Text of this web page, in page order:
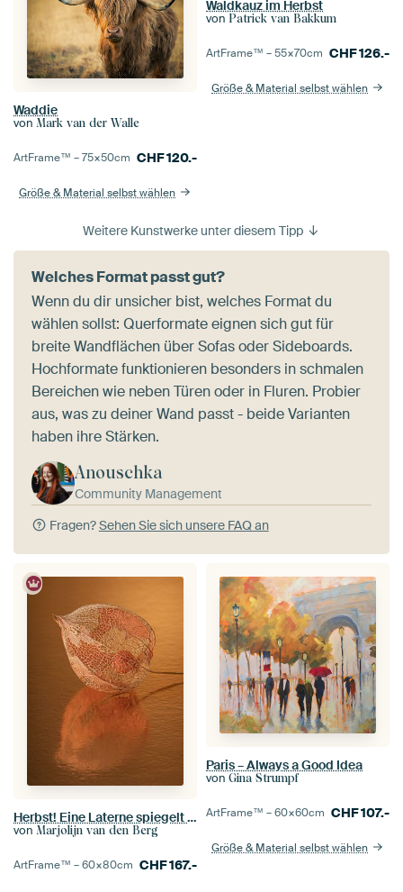
Waddie
von Mark van der Walle
ArtFrame™ –75×50cm CHF120.-
Größe & Material selbst wählen
Waldkauz im Herbst
von Patrick van Bakkum
ArtFrame™ –55×70cm CHF126.-
Größe & Material selbst wählen
Weitere Kunstwerke unter diesem Tipp
Welches Format passt gut?
Wenn du dir unsicher bist, welches Format du
wählen sollst: Querformate eignen sich gut für
breite Wandflächen über Sofas oder Sideboards.
Hochformate funktionieren besonders in schmalen
Bereichen wie neben Türen oder in Fluren. Probier
aus, was zu deiner Wand passt - beide Varianten
haben ihre Stärken.
Anouschka
Community Management
Fragen?Sehen Sie sich unsere FAQ an
Herbst! Eine Laterne spiegelt sich in der warmen Oberfläche
von Marjolijn van den Berg
ArtFrame™ –60×80cm CHF167.-
Paris – Always a Good Idea
von Gina Strumpf
ArtFrame™ –60×60cm CHF107.-
Größe & Material selbst wählen